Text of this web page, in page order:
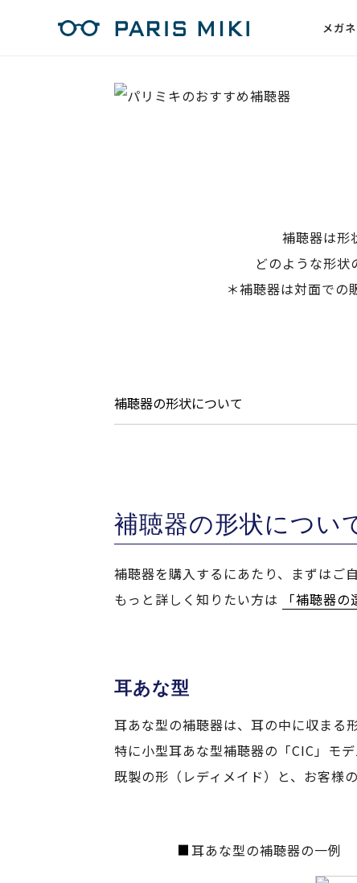
メガネ
補聴器は形
どのような形状
補聴器は対面での
補聴器の形状について
補聴器の形状につい
補聴器を購入するにあたり、まずはご
もっと詳しく知りたい方は
「補聴器
耳あな型
耳あな型の補聴器は、耳の中に収まる
特に小型耳あな型補聴器の「CIC」モ
既製の形（レディメイド）と、お客様
耳あな型の補聴器の一例